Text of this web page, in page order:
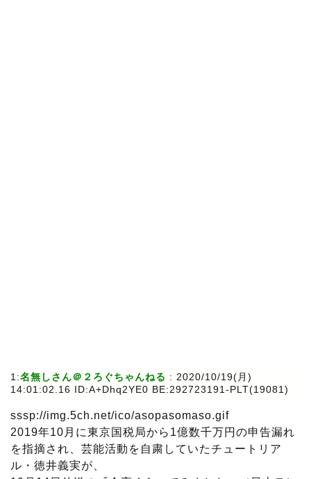
1:名無しさん＠２ろぐちゃんねる : 2020/10/19(月)
14:01:02.16 ID:A+Dhq2YE0 BE:292723191-PLT(19081)
sssp://img.5ch.net/ico/asopasomaso.gif
2019年10月に東京国税局から1億数千万円の申告漏れ
を指摘され、芸能活動を自粛していたチュートリア
ル・徳井義実が、